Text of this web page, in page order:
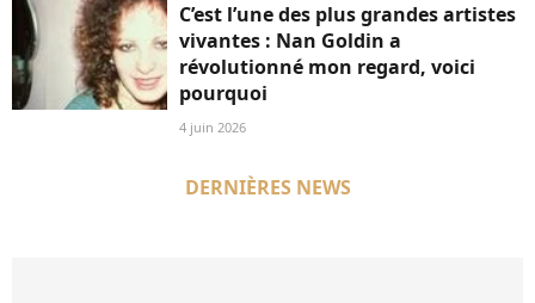
C’est l’une des plus grandes artistes
vivantes : Nan Goldin a
révolutionné mon regard, voici
pourquoi
4 juin 2026
DERNIÈRES NEWS